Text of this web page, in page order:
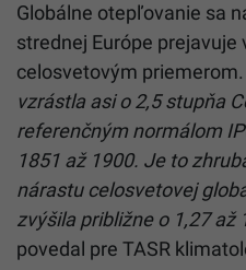
Globálne otepľovanie sa
strednej Európe
celosvetovým priemerom.
vzrástla asi o 2,5 stupňa
referenčným normálom
1851 až 1900. Je to
nárastu celosvetovej
zvýšila približne o 1,27 až
povedal pre TASR